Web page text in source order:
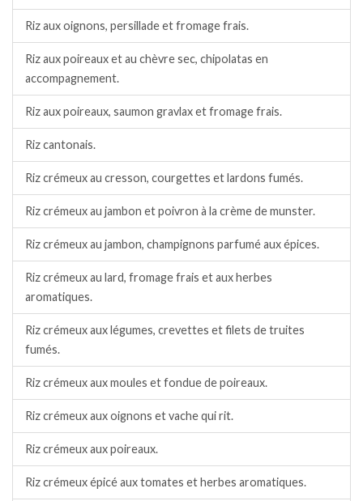
Riz aux oignons, persillade et fromage frais.
Riz aux poireaux et au chèvre sec, chipolatas en
accompagnement.
Riz aux poireaux, saumon gravlax et fromage frais.
Riz cantonais.
Riz crémeux au cresson, courgettes et lardons fumés.
Riz crémeux au jambon et poivron à la crème de munster.
Riz crémeux au jambon, champignons parfumé aux épices.
Riz crémeux au lard, fromage frais et aux herbes
aromatiques.
Riz crémeux aux légumes, crevettes et filets de truites
fumés.
Riz crémeux aux moules et fondue de poireaux.
Riz crémeux aux oignons et vache qui rit.
Riz crémeux aux poireaux.
Riz crémeux épicé aux tomates et herbes aromatiques.